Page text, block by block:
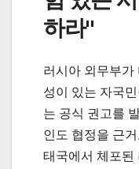
하라"
러시아 외무부가
성이 있는 자국
는 공식 권고를
인도 협정을 근
태국에서 체포된